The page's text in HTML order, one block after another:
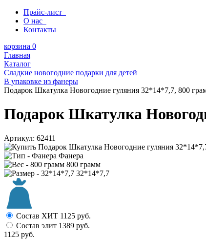
Прайс-лист
О нас
Контакты
корзина 0
Главная
Каталог
Сладкие новогодние подарки для детей
В упаковке из фанеры
Подарок Шкатулка Новогодние гуляния 32*14*7,7, 800
Подарок Шкатулка
Артикул: 62411
Фанера
800 грамм
32*14*7,7
Состав ХИТ 1125 руб.
Состав элит 1389 руб.
1125 руб.